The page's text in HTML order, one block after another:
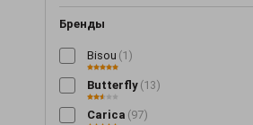
Бренды
Bisou (1)
Butterfly (13)
Carica (97)